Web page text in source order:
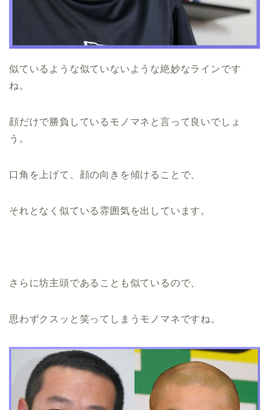
似ているような似ていないような絶妙なラインです
ね。
顔だけで勝負しているモノマネと言って良いでしょ
う。
口角を上げて、顔の向きを傾けることで、
それとなく似ている雰囲気を出しています。
さらに坊主頭であることも似ているので、
思わずクスッと笑ってしまうモノマネですね。